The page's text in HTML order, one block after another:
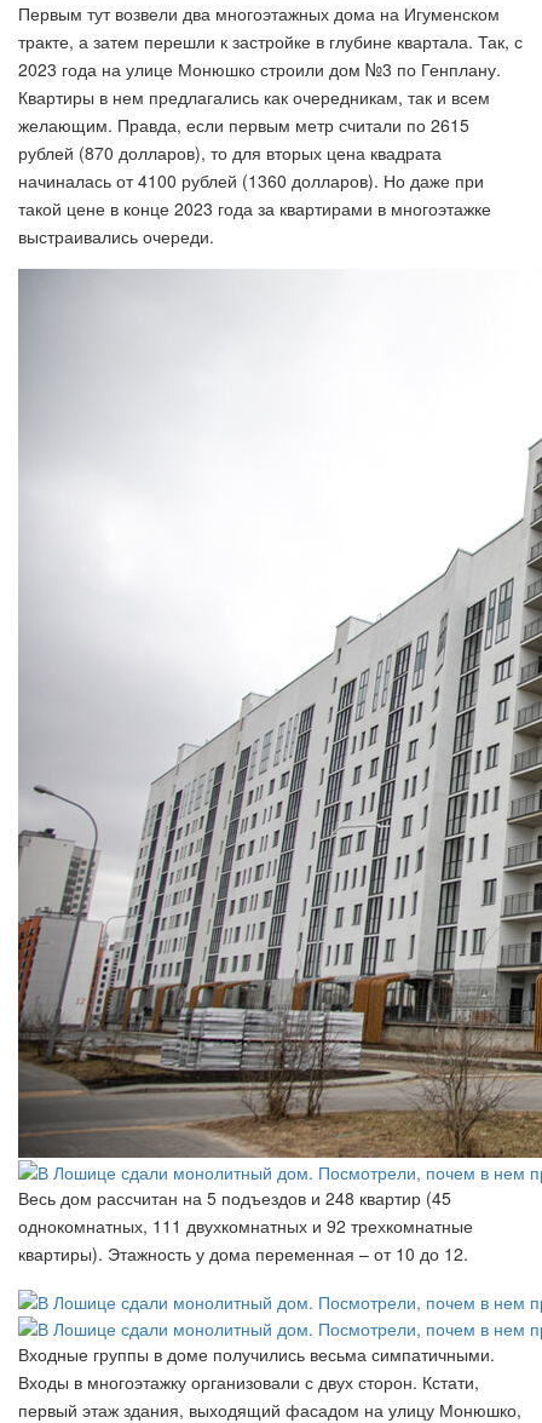
Первым тут возвели два многоэтажных дома на Игуменском
тракте, а затем перешли к застройке в глубине квартала. Так, с
2023 года на улице Монюшко строили дом №3 по Генплану.
Квартиры в нем предлагались как очередникам, так и всем
желающим. Правда, если первым метр считали по 2615
рублей (870 долларов), то для вторых цена квадрата
начиналась от 4100 рублей (1360 долларов). Но даже при
такой цене в конце 2023 года за квартирами в многоэтажке
выстраивались очереди.
Весь дом рассчитан на 5 подъездов и 248 квартир (45
однокомнатных, 111 двухкомнатных и 92 трехкомнатные
квартиры). Этажность у дома переменная – от 10 до 12.
Входные группы в доме получились весьма симпатичными.
Входы в многоэтажку организовали с двух сторон. Кстати,
первый этаж здания, выходящий фасадом на улицу Монюшко,